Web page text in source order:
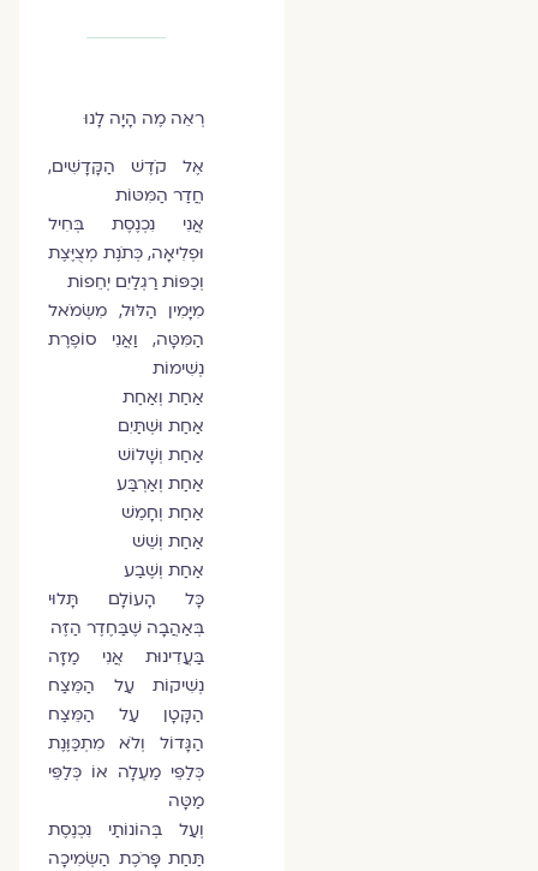
רְאֵה מֶה הָיָה לָנוּ
אֶל קֹדֶשׁ הַקָּדָשִׁים,
חֲדַר הַמִּטּוֹת
אֲנִי נִכְנֶסֶת בְּחִיל
וּפְלִיאָה, כְּתֹנֶת מְצֻיֶּצֶת
וְכַפּוֹת רַגְלַיִם יְחֵפוֹת
מִיָּמִין הַלּוּל, מִשְּׂמֹאל
הַמִּטָּה, וַאֲנִי סוֹפֶרֶת
נְשִׁימוֹת
אַחַת וְאַחַת
אַחַת וּשְׁתַּיִם
אַחַת וְשָׁלוֹשׁ
אַחַת וְאַרְבַּע
אַחַת וְחָמֵשׁ
אַחַת וְשֵׁשׁ
אַחַת וְשֶׁבַע
כָּל הָעוֹלָם תָּלוּי
בְּאַהֲבָה שֶׁבַּחֶדֶר הַזֶּה
בַּעֲדִינוּת אֲנִי מַזָּה
נְשִׁיקוֹת עַל הַמֵּצַח
הַקָּטָן עַל הַמֵּצַח
הַגָּדוֹל וְלֹא מִתְכַּוֶּנֶת
כְּלַפֵּי מַעְלָה אוֹ כְּלַפֵּי
מַטָּה
וְעַל בְּהוֹנוֹתַי נִכְנֶסֶת
תַּחַת פָּרֹכֶת הַשְּׂמִיכָה